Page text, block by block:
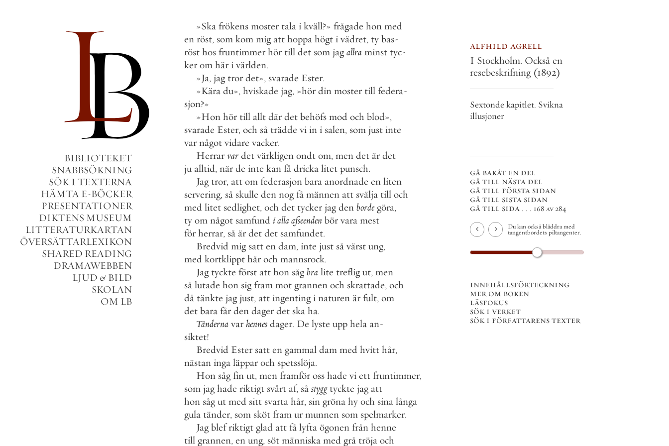
BIBLIOTEKET
SNABBSÖKNING
SÖK I TEXTERNA
HÄMTA E-BÖCKER
PRESENTATIONER
DIKTENS MUSEUM
LITTERATURKARTAN
ÖVERSÄTTARLEXIKON
SHARED READING
DRAMAWEBBEN
LJUD & BILD
SKOLAN
OM LB
»Ska frökens moster tala i kväll?» frågade hon med
en röst, som kom mig att hoppa högt i vädret, ty bas-
röst hos fruntimmer hör till det som jag allra minst tyc-
ker om här i världen.
»Ja, jag tror det», svarade Ester.
»Kära du», hviskade jag, »hör din moster till federa-
sjon?»
»Hon hör till allt där det behöfs mod och blod»,
svarade Ester, och så trädde vi in i salen, som just inte
var något vidare vacker.
Herrar var det värkligen ondt om, men det är det
ju alltid, när de inte kan få dricka litet punsch.
Jag tror, att om federasjon bara anordnade en liten
servering, så skulle den nog få männen att svälja till och
med litet sedlighet, och det tycker jag den borde göra,
ty om något samfund iallaafseenden bör vara mest
för herrar, så är det det samfundet.
Bredvid mig satt en dam, inte just så värst ung,
med kortklippt hår och mannsrock.
Jag tyckte först att hon såg bra lite treflig ut, men
så lutade hon sig fram mot grannen och skrattade, och
då tänkte jag just, att ingenting i naturen är fult, om
det bara får den dager det ska ha.
Tänderna var hennes dager. De lyste upp hela an-
siktet!
Bredvid Ester satt en gammal dam med hvitt hår,
nästan inga läppar och spetsslöja.
Hon såg fin ut, men framför oss hade vi ett fruntimmer,
som jag hade riktigt svårt af, så stygg tyckte jag att
hon såg ut med sitt svarta hår, sin gröna hy och sina långa
gula tänder, som sköt fram ur munnen som spelmarker.
Jag blef riktigt glad att få lyfta ögonen från henne
till grannen, en ung, söt människa med grå tröja och
alfhild agrell
I Stockholm. Också en
resebeskrifning (1892)
Sextonde kapitlet. Svikna
illusjoner
gå bakåt en del
gå till nästa del
gå till första sidan
gå till sista sidan
gå till sida . . . 168 av 284
Du kan också bläddra med
tangentbordets piltangenter.
innehållsförteckning
mer om boken
läsfokus
sök i verket
sök i författarens texter